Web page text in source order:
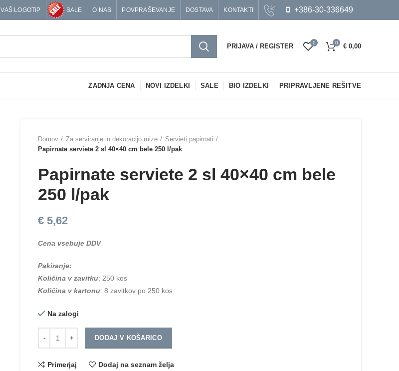
VAŠ LOGOTIP SALE O NAS POVPRAŠEVANJE DOSTAVA KONTAKTI +386-30-336649
PRIJAVA / REGISTER 0 0 € 0,00
ZADNJA CENA NOVI IZDELKI SALE BIO IZDELKI PRIPRAVLJENE REŠITVE
Domov Za serviranje in dekoracijo mize
Servieti papirnati
Papirnate serviete 2 sl 40×40 cm bele 250 l/pak
Papirnate serviete 2 sl 40×40 cm bele
250 l/pak
€5,62
Cena vsebuje DDV
Pakiranje:
Količina v zavitku: 250 kos
Količina v kartonu: 8 zavitkov po 250 kos
Na zalogi
DODAJ V KOŠARICO
Primerjaj Dodaj na seznam želja